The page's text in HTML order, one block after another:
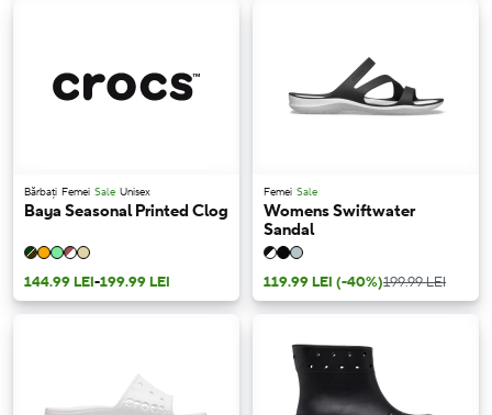
Bărbați Femei Sale Unisex
Baya Seasonal Printed Clog
144.99 LEI-199.99 LEI
Femei Sale
Womens Swiftwater
Sandal
119.99 LEI (-40%)199.99 LEI